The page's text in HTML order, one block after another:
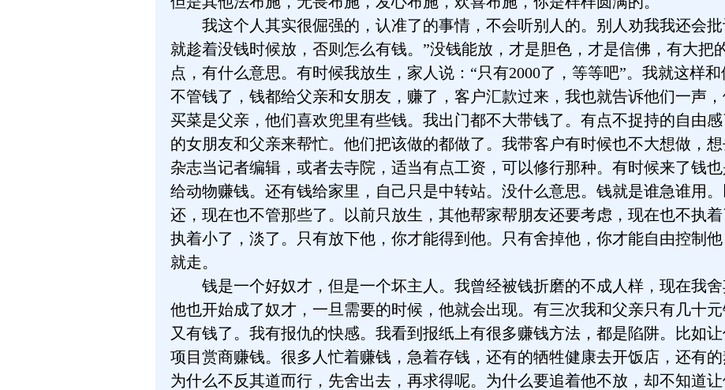
我这个人其实很倔强的，认准了的事情，不会听别人的。别人劝我我还会批
就趁着没钱时候放，否则怎么有钱。”没钱能放，才是胆色，才是信佛，有大把
点，有什么意思。有时候我放生，家人说：“只有2000了，等等吧”。我就这样
不管钱了，钱都给父亲和女朋友，赚了，客户汇款过来，我也就告诉他们一声，
买菜是父亲，他们喜欢兜里有些钱。我出门都不大带钱了。有点不捉持的自由
的女朋友和父亲来帮忙。他们把该做的都做了。我带客户有时候也不大想做，
杂志当记者编辑，或者去寺院，适当有点工资，可以修行那种。有时候来了钱
给动物赚钱。还有钱给家里，自己只是中转站。没什么意思。钱就是谁急谁用
还，现在也不管那些了。以前只放生，其他帮家帮朋友还要考虑，现在也不执
执着小了，淡了。只有放下他，你才能得到他。只有舍掉他，你才能自由控制
就走。
钱是一个好奴才，但是一个坏主人。我曾经被钱折磨的不成人样，现在我舍
他也开始成了奴才，一旦需要的时候，他就会出现。有三次我和父亲只有几十
又有钱了。我有报仇的快感。我看到报纸上有很多赚钱方法，都是陷阱。比如
项目赏商赚钱。很多人忙着赚钱，急着存钱，还有的牺牲健康去开饭店，还有的
为什么不反其道而行，先舍出去，再求得呢。为什么要追着他不放，却不知道让